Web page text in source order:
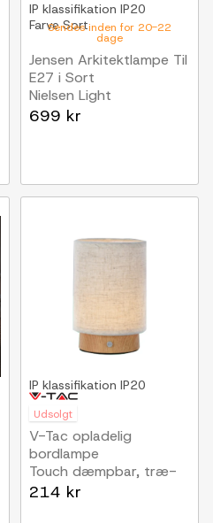
Sendes inden for 20-22
dage
IP klassifikation IP20
FarveSort
Jensen Arkitektlampe Til
E27 i Sort
Nielsen Light
699 kr
Udsolgt
IP klassifikation IP20
V-Tac opladelig
bordlampe
Touch dæmpbar, træ-
finish, beige skærm
214 kr